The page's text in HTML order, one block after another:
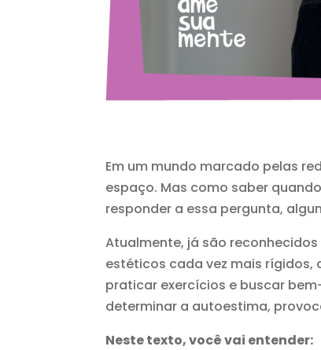
Em um mundo marcado pelas
espaço. Mas como saber
responder a essa pergunta,
Atualmente, já são
estéticos cada vez mais rígidos,
praticar exercícios e buscar
determinar a autoestima,
Neste texto, você vai entender: